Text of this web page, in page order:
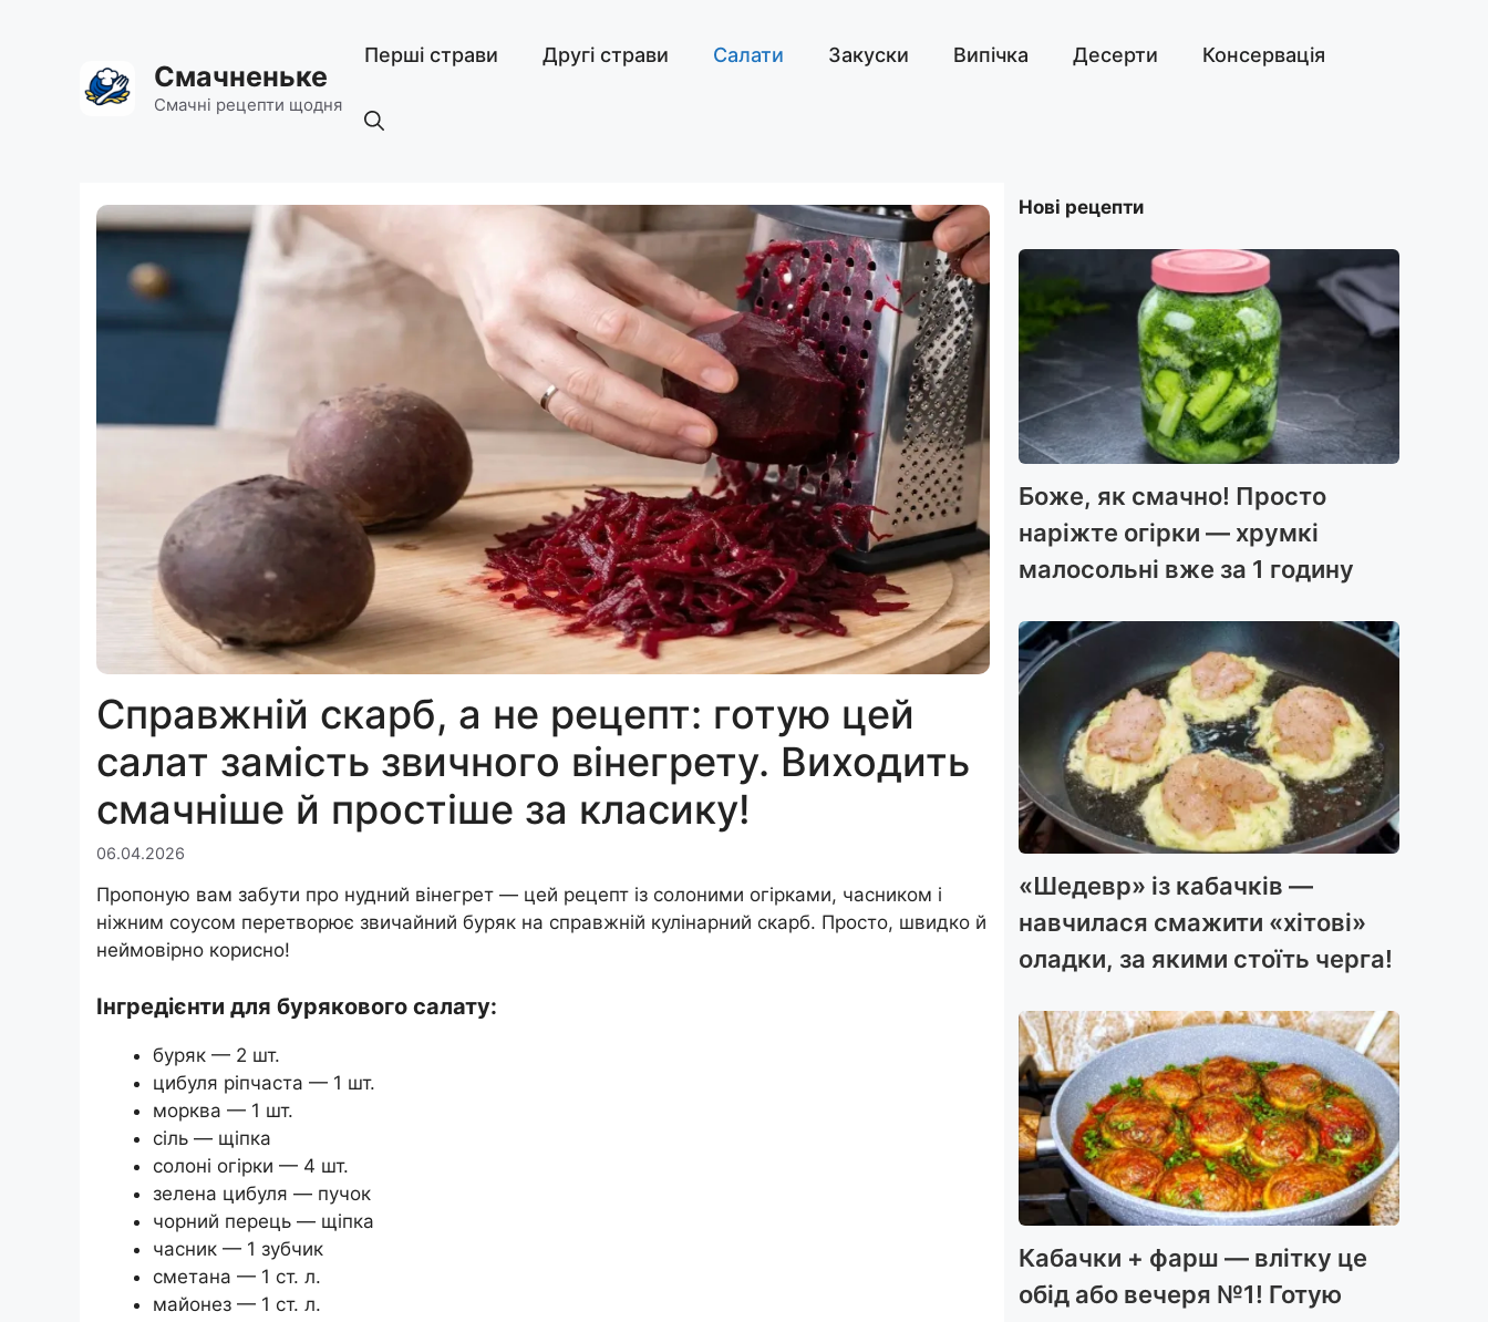
Смачненьке
Смачні рецепти щодня
Перші страви Другі страви Салати Закуски Випічка Десерти Консервація
Справжній скарб, а не рецепт: готую цей
салат замість звичного вінегрету. Виходить
смачніше й простіше за класику!
06.04.2026
Пропоную вам забути про нудний вінегрет — цей рецепт із солоними огірками, часником і
ніжним соусом перетворює звичайний буряк на справжній кулінарний скарб. Просто, швидко й
неймовірно корисно!
Інгредієнти для бурякового салату:
буряк — 2 шт.
цибуля ріпчаста — 1 шт.
морква — 1 шт.
сіль — щіпка
солоні огірки — 4 шт.
зелена цибуля — пучок
чорний перець — щіпка
часник — 1 зубчик
сметана — 1 ст. л.
майонез — 1 ст. л.
Нові рецепти
Боже, як смачно! Просто
наріжте огірки — хрумкі
малосольні вже за 1 годину
«Шедевр» із кабачків —
навчилася смажити «хітові»
оладки, за якими стоїть черга!
Кабачки + фарш — влітку це
обід або вечеря №1! Готую